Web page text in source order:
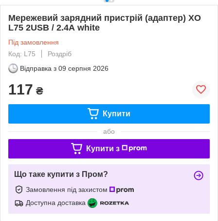
Мережевий зарядний пристрій (адаптер) XO
L75 2USB / 2.4А white
Під замовлення
Код: L75
Роздріб
Відправка з 09 серпня 2026
117 ₴
Купити
або
Купити з
Що таке купити з Пром?
Замовлення під захистом
Доступна доставка